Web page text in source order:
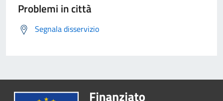
Problemi in città
Segnala disservizio